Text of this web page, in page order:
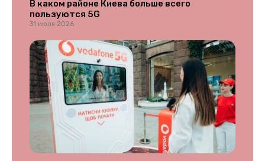
В каком районе Киева больше всего
пользуются 5G
31 июля 2026